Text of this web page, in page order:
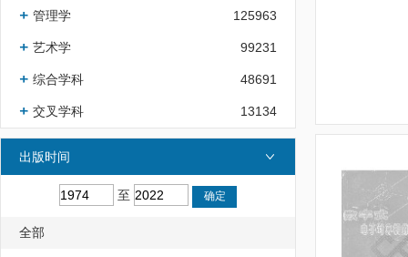
管理学 125963
艺术学 99231
综合学科 48691
交叉学科 13134
出版时间
至
全部